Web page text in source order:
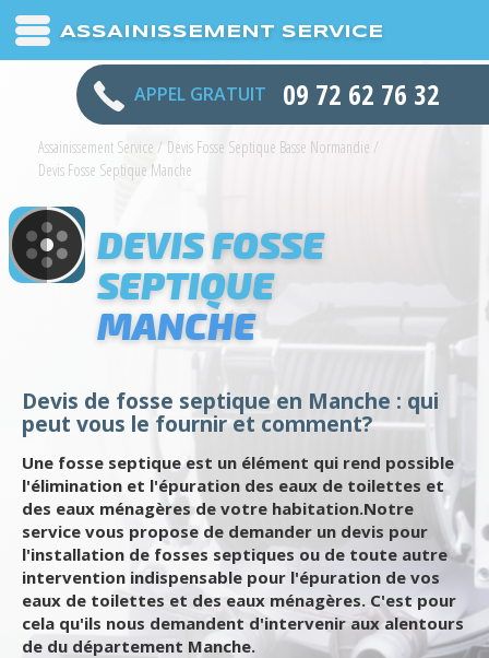
ASSAINISSEMENT SERVICE
APPEL GRATUIT 09 72 62 76 32
Assainissement Service / Devis Fosse Septique Basse Normandie /
Devis Fosse Septique Manche
DEVIS FOSSE
SEPTIQUE
MANCHE
Devis de fosse septique en Manche : qui
peut vous le fournir et comment?
Une fosse septique est un élément qui rend possible
l'élimination et l'épuration des eaux de toilettes et
des eaux ménagères de votre habitation.Notre
service vous propose de demander un devis pour
l'installation de fosses septiques ou de toute autre
intervention indispensable pour l'épuration de vos
eaux de toilettes et des eaux ménagères. C'est pour
cela qu'ils nous demandent d'intervenir aux alentours
de du département Manche.